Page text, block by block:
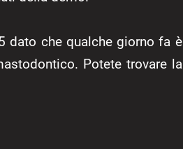
dato che qualche giorno fa è
Potete trovare la